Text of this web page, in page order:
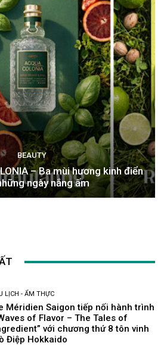
BEAUTY
– Ba mùi hương kinh điển
ngày nắng ấm
LỊCH - ẨM THỰC
Méridien Saigon tiếp nối hành trình
of Flavor – The Tales of
với chương thứ 8 tôn vinh
Điệp Hokkaido